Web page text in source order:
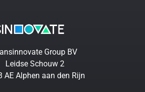
Group BV
Leidse Schouw 2
AE Alphen aan den Rijn